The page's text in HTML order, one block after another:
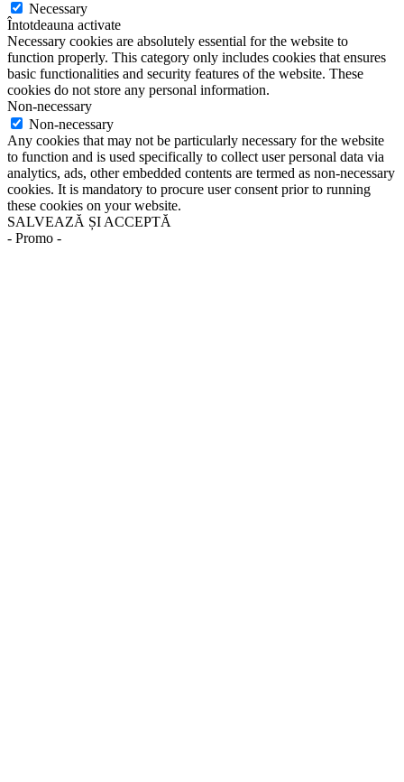
Necessary
Întotdeauna activate
Necessary cookies are absolutely essential for the website to
function properly. This category only includes cookies that ensures
basic functionalities and security features of the website. These
cookies do not store any personal information.
Non-necessary
Non-necessary
Any cookies that may not be particularly necessary for the website
to function and is used specifically to collect user personal data via
analytics, ads, other embedded contents are termed as non-necessary
cookies. It is mandatory to procure user consent prior to running
these cookies on your website.
SALVEAZĂ ȘI ACCEPTĂ
- Promo -